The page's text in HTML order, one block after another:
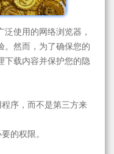
泛使用的网络浏览器，
。然而，为了确保您的
下载内容并保护您的隐
序，而不是第三方来
的权限。